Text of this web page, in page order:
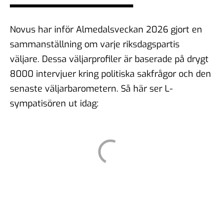
Novus har inför Almedalsveckan 2026 gjort en
sammanställning om varje riksdagspartis
väljare. Dessa väljarprofiler är baserade på drygt
8000 intervjuer kring politiska sakfrågor och den
senaste väljarbarometern. Så här ser L-
sympatisören ut idag: